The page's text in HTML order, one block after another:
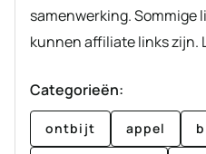
samenwerking. Sommige
kunnen affiliate links zijn.
Categorieën:
ontbijt appel